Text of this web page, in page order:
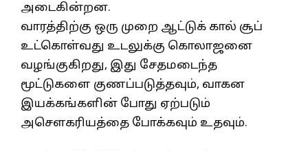
அடைகின்றன.
வாரத்திற்கு ஒரு முறை ஆட்டுக் கால் சூப்
உட்கொள்வது உடலுக்கு கொலாஜனை
வழங்குகிறது, இது சேதமடைந்த
மூட்டுகளை குணப்படுத்தவும், வாகன
இயக்கங்களின் போது ஏற்படும்
அசௌகரியத்தை போக்கவும் உதவும்.